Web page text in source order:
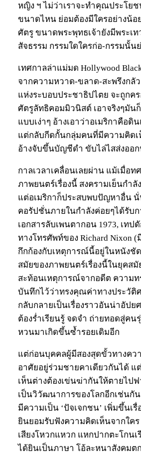
หญิง ฯ ไม่ว่าเราจะทำคุณประโย
ขนาดไหน ย่อมต้องมีใครอย่างน้อ
ศัตรู ขนาดพระพุทธเจ้ายังมีพระเ
สัจธรรม กรรมใดใครก่อ-กรรมนั้น
เทศกาลล่าแม่มด Hollywood
จากความหวาด-ขลาด-สะพรึงกลั
แห่งระบอบประชาธิปไตย จะถูกค
ศัตรูลัทธิคอมมิวนิสต์ เอาจริงๆมัน
แบบเง่าๆ อ้างเอาว่าอเมริกาคือดิ
แต่กลับกีดกั้นกลุ่มคนที่มีความคิด
อ้างจับขึ้นบัญชีดำ ขับไล่ไสส่งออก
กาลเวลาเคลื่อนเลยผ่าน แม้เมื่อท
ภาพยนตร์เรื่องนี้ สงครามเย็นกำลั
แต่อเมริกาก็ประสบพบปัญหาอื่น
คอรัปชั่นภายในกำลังค่อยๆได้รับก
เอกสารลับเพนตากอน 1973, เทป
ทางโทรศัพท์ของ Richard Nixon
กึกก้องกับเหตุการณ์นี้อยู่ในหนังชั
สมัยของภาพยนตร์เรื่องนี้ในยุคส
สะท้อนเหตุการณ์จากอดีต ความท
บันทึกไว้ว่าทรงคุณค่าทางประวัติ
กลับกลายเป็นเรื่องราวอันน่าอัปย
ต้องร่ำเรียนรู้ จดจำ ถ่ายทอดสู่คน
หวนมาเกิดขึ้นซ้ำรอยเดิมอีก
แต่ก่อนบุคคลผู้มีสองสุดขั้วทางคว
อาศัยอยู่ร่วมชายคาเดียวกันได้
เห็นต่างต้องเข่นฆ่ากันให้ตายไป
เป็นวิวัฒนาการของโลกอีกเช่นกัน
มีความเป็น ‘ปัจเจกชน’ เพิ่มขึ้นเรื่
ยินยอมรับฟังความคิดเห็นจากใคร
เสียงโหวกแหวก แหกปากตะโกน
ได้ยินเป็นภาษา โอ้ละหนาสังคมต